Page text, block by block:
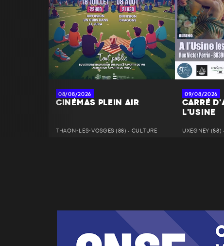
08/08/2026
CINÉMAS PLEIN AIR
THAON-LES-VOSGES (88) • CULTURE
09/08/2026
CARRÉ
L'USINE
UXEGNEY (88)